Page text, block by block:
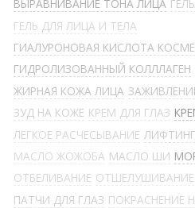
ВЫРАВНИВАНИЕ ТОНА ЛИЦА
ГЕЛЬ ДЛЯ ЛИЦА И ТЕЛА
ГИАЛУРОНОВАЯ КИСЛОТА
ГИДРОЛИЗОВАННЫЙ КОЛЛЛАГЕН
ЖИРНАЯ КОЖА ЛИЦА
ЗУД НА КОЖЕ КРЕМ ДЛЯ ГЛАЗ
ЛЕГКОЕ РАСЧЕСЫВАНИЕ ЛИФТИНГ
МАСЛО ЖОЖОБА МАСЛО ШИ
ОТБЕЛИВАНИЕ ОТШЕЛУШИВАНИЕ
ПАТЧИ ДЛЯ ГЛАЗ ПОКРАСНЕНИЕ